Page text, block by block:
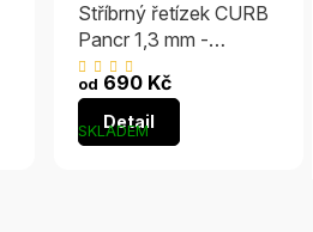
Stříbrný řetízek CURB
Pancr 1,3 mm -
RHODIOVANÝ
Průměrné
hodnocení
je
SKLADEM
od 690 Kč
Detail